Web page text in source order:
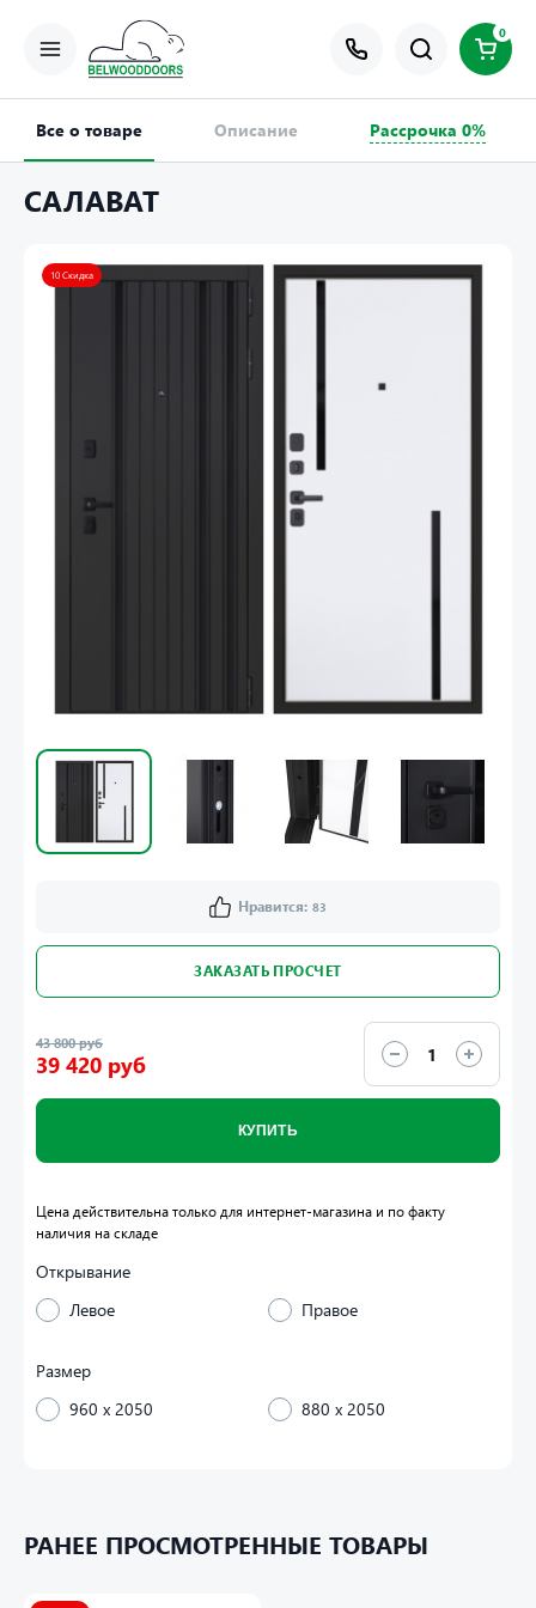
0
Все о товаре Описание Рассрочка 0%
САЛАВАТ
Нравится: 83
ЗАКАЗАТЬ ПРОСЧЕТ
43 800 руб
39 420 руб
КУПИТЬ
10 Скидка
Открывание
Левое
Правое
Размер
960 x 2050
880 x 2050
Цена действительна только для интернет-магазина и по факту
наличия на складе
(глубина) коробки 118 мм.
РАНЕЕ ПРОСМОТРЕННЫЕ ТОВАРЫ